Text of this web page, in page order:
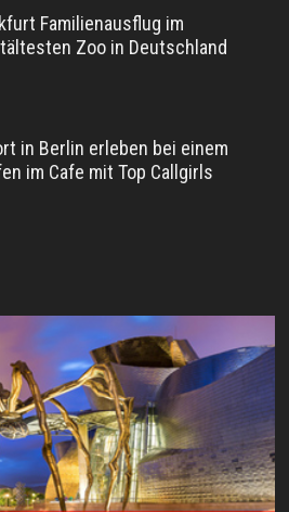
Familienausflug im
Zoo in Deutschland
in Berlin erleben bei einem
im Cafe mit Top Callgirls